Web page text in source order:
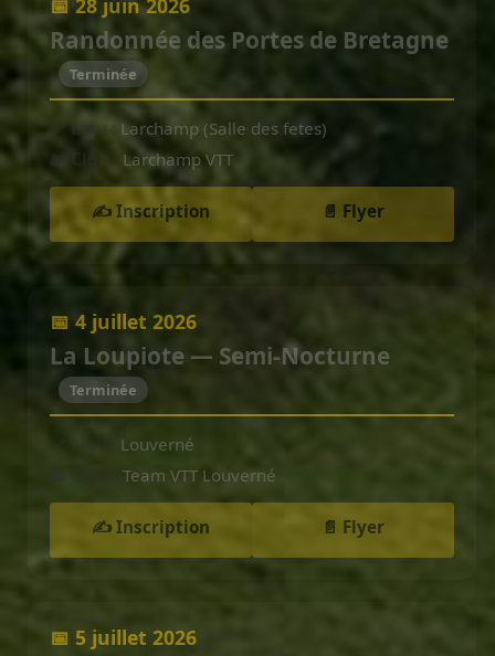
📅 28 juin 2026
Randonnée des Portes de Bretagne
Terminée
📍 Lieu :
Larchamp (Salle des fetes)
👥 Club :
Larchamp VTT
✍️ Inscription 📄 Flyer
📅 4 juillet 2026
La Loupiote — Semi-Nocturne
Terminée
📍 Lieu :
Louverné
Team VTT Louverné
✍️ Inscription 📄 Flyer
📅 5 juillet 2026